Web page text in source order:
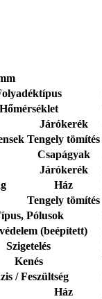
Hőmérséklet
Járókerék
Tengely tömítés
Csapágyak
Járókerék
Ház
Tengely tömítés
Pólusok
(beépített)
Szigetelés
Kenés
/ Feszültség
Ház